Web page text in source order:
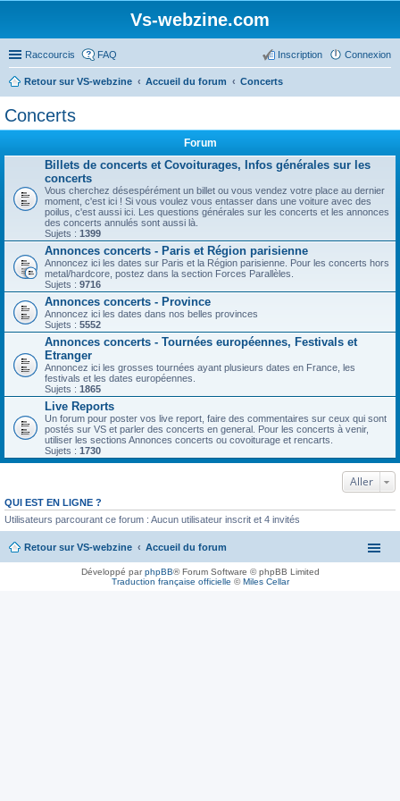
Vs-webzine.com
Raccourcis FAQ Connexion
Inscription
Retour sur VS-webzine Accueil du forum Concerts
Concerts
Forum
Billets de concerts et Covoiturages, Infos générales sur les
concerts
Vous cherchez désespérément un billet ou vous vendez votre place au dernier
moment, c'est ici ! Si vous voulez vous entasser dans une voiture avec des
poilus, c'est aussi ici. Les questions générales sur les concerts et les annonces
des concerts annulés sont aussi là.
Sujets : 1399
Annonces concerts - Paris et Région parisienne
Annoncez ici les dates sur Paris et la Région parisienne. Pour les concerts hors
metal/hardcore, postez dans la section Forces Parallèles.
Sujets : 9716
Annonces concerts - Province
Annoncez ici les dates dans nos belles provinces
Sujets : 5552
Annonces concerts - Tournées européennes, Festivals et
Etranger
Annoncez ici les grosses tournées ayant plusieurs dates en France, les
festivals et les dates européennes.
Sujets : 1865
Live Reports
Un forum pour poster vos live report, faire des commentaires sur ceux qui sont
postés sur VS et parler des concerts en general. Pour les concerts à venir,
utiliser les sections Annonces concerts ou covoiturage et rencarts.
Sujets : 1730
Aller
QUI EST EN LIGNE ?
Utilisateurs parcourant ce forum : Aucun utilisateur inscrit et 4 invités
Retour sur VS-webzine Accueil du forum
Développé parphpBB® Forum Software © phpBB Limited
Traduction française officielle ©Miles Cellar